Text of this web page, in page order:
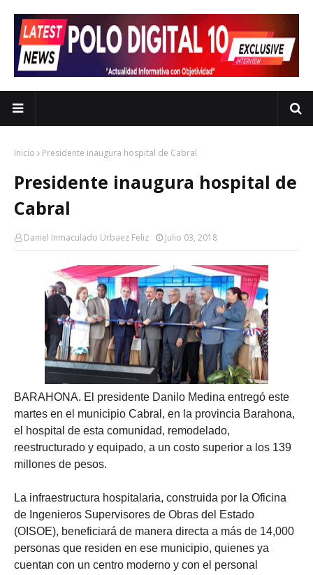
Inicio Presidente inaugura hospital de Cabral
Presidente inaugura hospital de
Cabral
Daniel Inmaculado Urbaez Feliz Julio 03, 2018
BARAHONA. El presidente Danilo Medina entregó este
martes en el municipio Cabral, en la provincia Barahona,
el hospital de esta comunidad, remodelado,
reestructurado y equipado, a un costo superior a los 139
millones de pesos.
La infraestructura hospitalaria, construida por la Oficina
de Ingenieros Supervisores de Obras del Estado
(OISOE), beneficiará de manera directa a más de 14,000
personas que residen en ese municipio, quienes ya
cuentan con un centro moderno y con el personal